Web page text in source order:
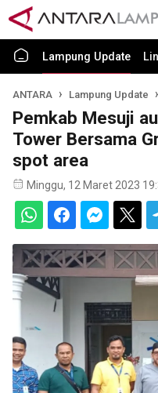
Lampung Update
ANTARA Lampung Update
Pemkab Mesuji
Tower Bersama
spot area
Minggu, 12 Maret 2023